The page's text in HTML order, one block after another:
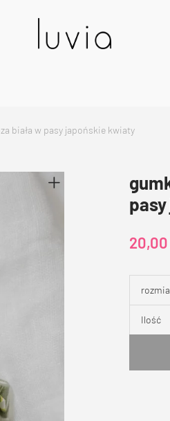
biała w pasy japońskie kwiaty
20,00
Ilość